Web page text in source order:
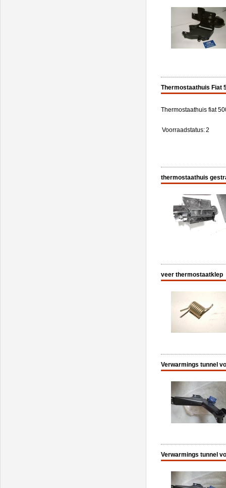
Thermostaathuis Fiat
Thermostaathuis fiat
Voorraadstatus:2
thermostaathuis
veer thermostaatklep
Verwarmings tunnel
Verwarmings tunnel